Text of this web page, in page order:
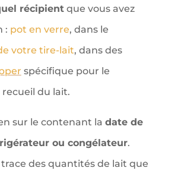
récipientque vous avez
: pot en verre, dans le
votre tire-lait, dans des
spécifique pour le
du lait.
sur le contenant la date de
ou congélateur.
des quantités de lait que